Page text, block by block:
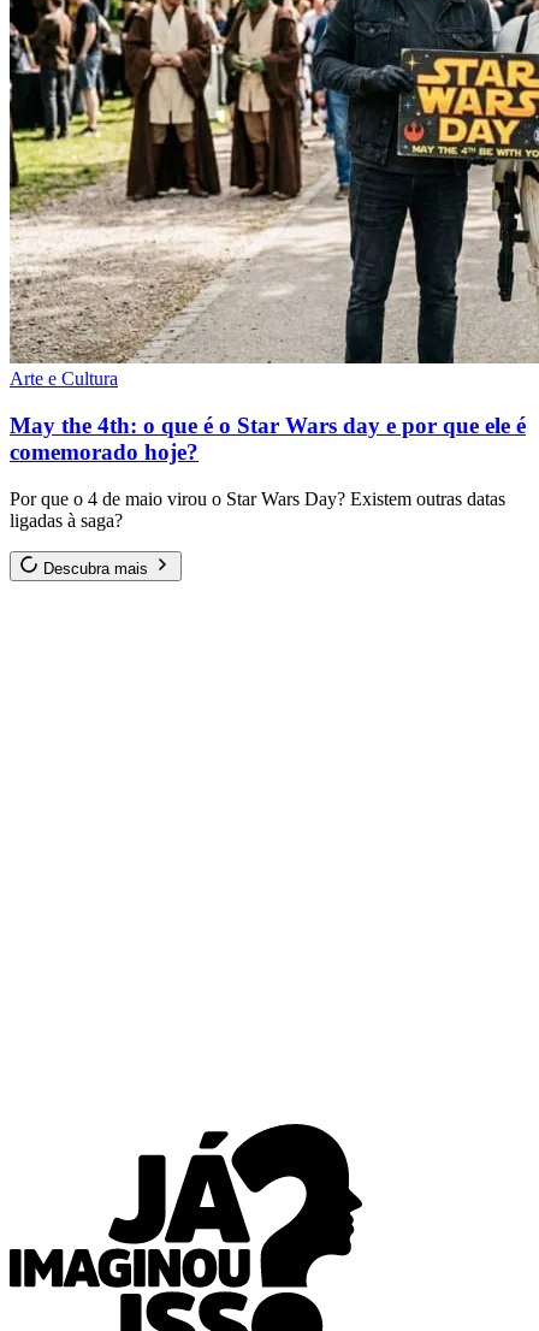
Arte e Cultura
May the 4th: o que é o Star Wars day e por que ele é
comemorado hoje?
Por que o 4 de maio virou o Star Wars Day? Existem outras datas
ligadas à saga?
Descubra mais